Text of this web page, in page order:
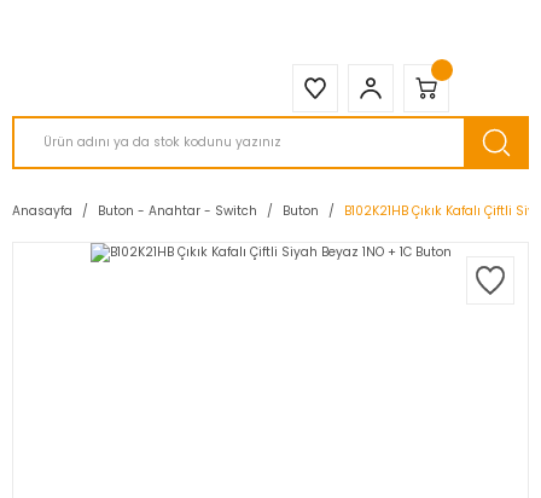
Anasayfa Buton - Anahtar - Switch Buton B102K21HB Çıkık Kafalı Çiftli